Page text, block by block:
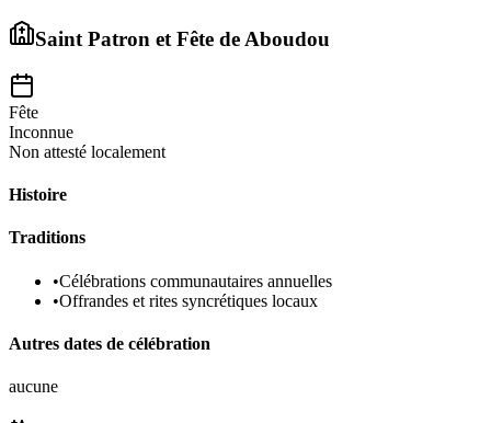
Saint Patron et Fête deAboudou
Fête
Inconnue
Non attesté localement
Histoire
Traditions
•Célébrations communautaires annuelles
•Offrandes et rites syncrétiques locaux
Autres dates de célébration
aucune